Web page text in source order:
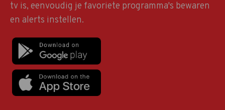
tv is, eenvoudig je favoriete programma's bewaren
en alerts instellen.